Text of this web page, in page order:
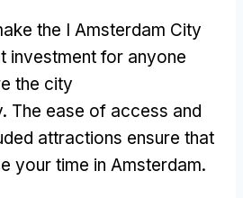
the I Amsterdam City
investment for anyone
the city
. The ease of access and
attractions ensure that
your time in Amsterdam.